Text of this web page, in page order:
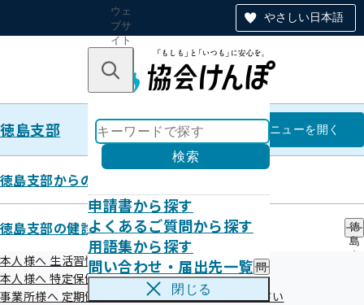
やさしい日本語
ウェ
ブサ
イト
のナ
ン
キーワードで探す
検索
申請書から探す
よくあるご質問から探す
用語集から探す
問い合わせ・届出先一覧 問
い
閉じる
徳島支部 徳島支部
メニューを開く
徳島支部からのお知らせ
徳島支部の健診・保健指導のご案内
徳
島
本人様へ 生活習慣病予防健診のご案内
本人様へ 特定保健指導のご案内
事業所様へ 定期健康診断結果の提供にご協力ください
調達情報
令和07年度（終了分）